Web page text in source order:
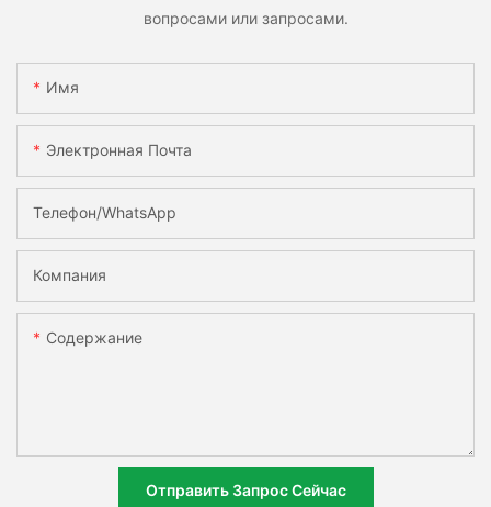
вопросами или запросами.
Имя
Электронная Почта
Телефон/WhatsApp
Компания
Содержание
Отправить Запрос Сейчас